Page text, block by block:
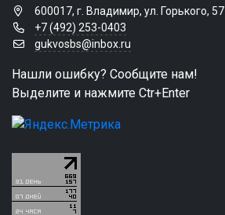
600017, г. Владимир, ул. Горького, 57
+7 (492) 253-0403
gukvosbs@inbox.ru
Нашли ошибку? Сообщите нам!
Выделите и нажмите Ctr+Enter